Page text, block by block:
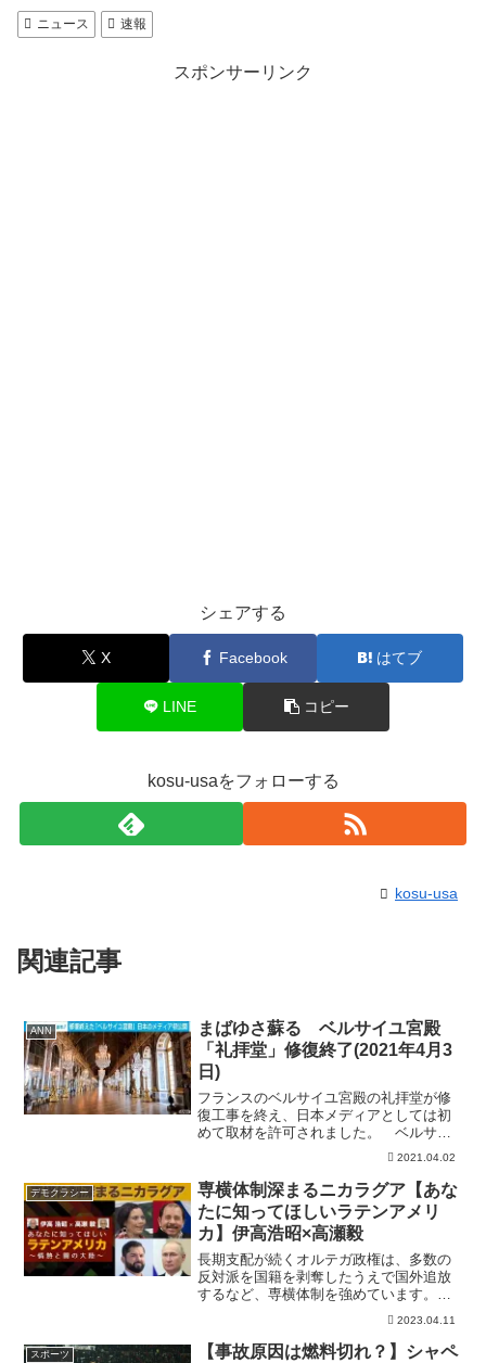
ニュース 速報
スポンサーリンク
シェアする
X Facebook はてブ
LINE コピー
kosu-usaをフォローする
kosu-usa
関連記事
ANN
まばゆさ蘇る ベルサイユ宮殿
「礼拝堂」修復終了(2021年4月3
日)
フランスのベルサイユ宮殿の礼拝堂が修
復工事を終え、日本メディアとしては初
めて取材を許可されました。 ベルサイ
ユ宮殿の「王室礼拝堂」は日本円で20億
わり、天井画や金色の装飾品の輝きがよ
みがえりました。 ま...
2021.04.02
デモクラシー
専横体制深まるニカラグア【あな
たに知ってほしいラテンアメリ
カ】伊高浩昭×高瀬毅
長期支配が続くオルテガ政権は、多数の
反対派を国籍を剥奪したうえで国外追放
するなど、専横体制を強めています。ラ
米や「米欧日 vs 中露」の国際状況に照ら
しつつ、ニカラグア情勢を話し合いま
す。2023年4月4日 収録.................
2023.04.11
スポーツ
【事故原因は燃料切れ？】シャペ